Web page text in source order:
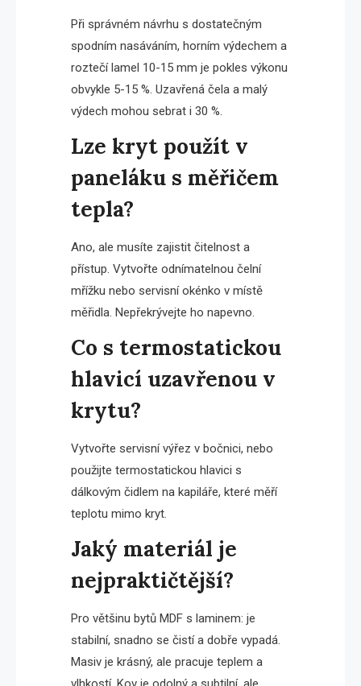
Při správném návrhu s dostatečným
spodním nasáváním, horním výdechem a
roztečí lamel 10-15 mm je pokles výkonu
obvykle 5-15 %. Uzavřená čela a malý
výdech mohou sebrat i 30 %.
Lze kryt použít v
paneláku s měřičem
tepla?
Ano, ale musíte zajistit čitelnost a
přístup. Vytvořte odnímatelnou čelní
mřížku nebo servisní okénko v místě
měřidla. Nepřekrývejte ho napevno.
Co s termostatickou
hlavicí uzavřenou v
krytu?
Vytvořte servisní výřez v bočnici, nebo
použijte termostatickou hlavici s
dálkovým čidlem na kapiláře, které měří
teplotu mimo kryt.
Jaký materiál je
nejpraktičtější?
Pro většinu bytů MDF s laminem: je
stabilní, snadno se čistí a dobře vypadá.
Masiv je krásný, ale pracuje teplem a